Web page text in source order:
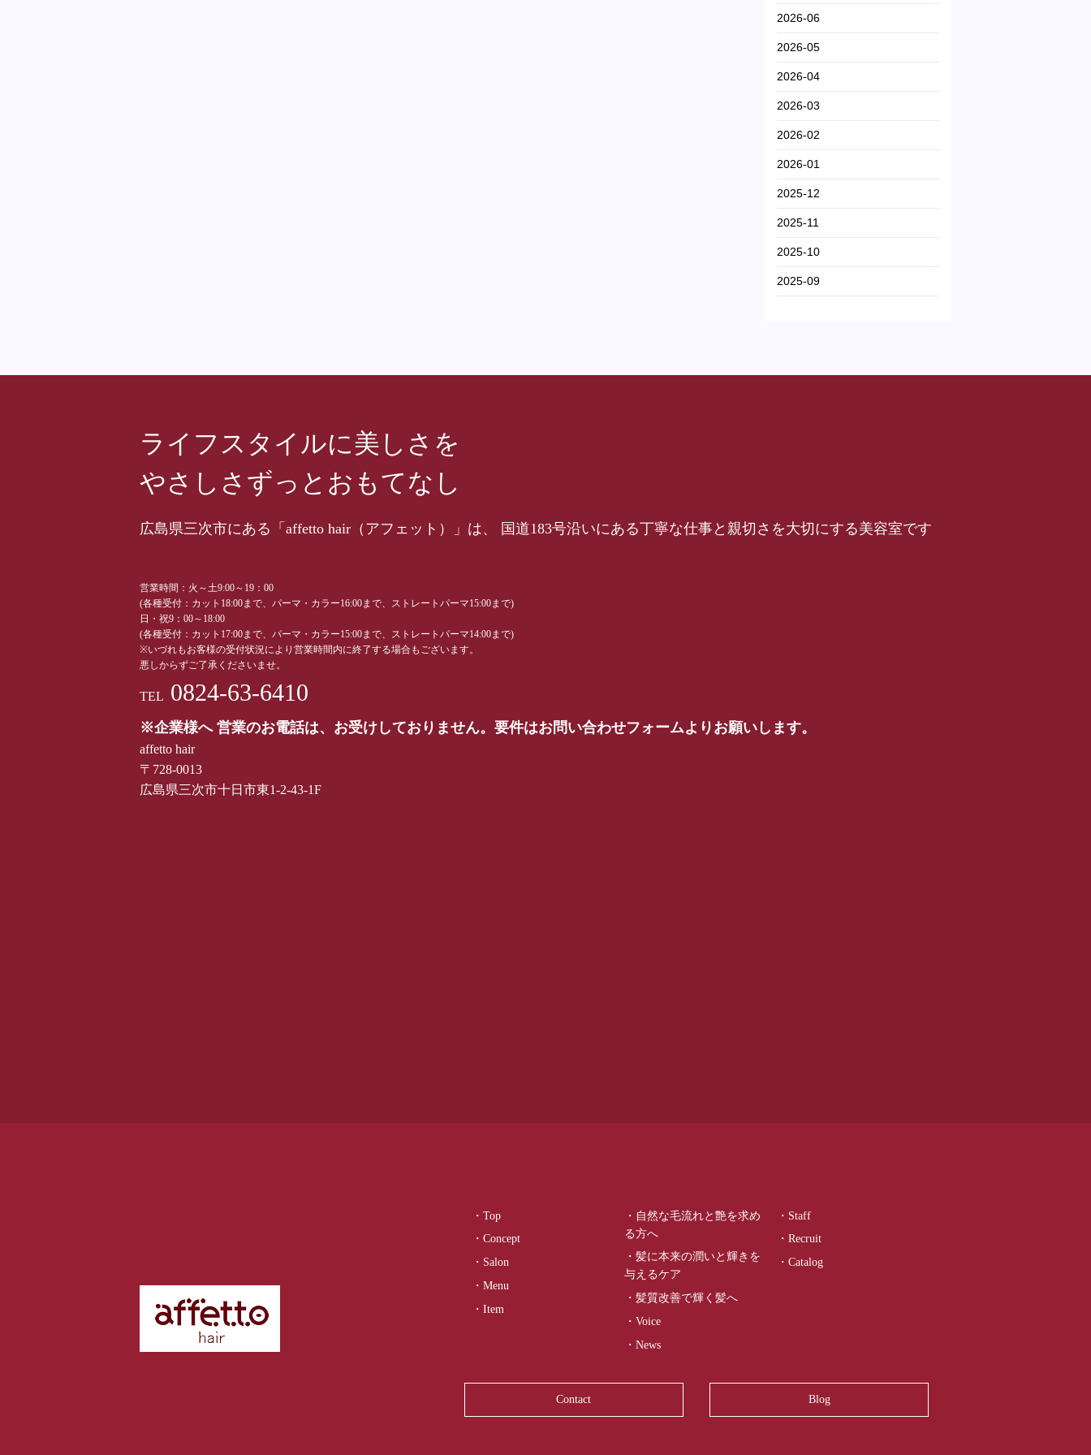
2026-06
2026-05
2026-04
2026-03
2026-02
2026-01
2025-12
2025-11
2025-10
2025-09
ライフスタイルに美しさを
やさしさずっとおもてなし
広島県三次市にある「affetto hair（アフェット）」は、 国道183号沿いにある丁寧な仕事と親切さを大切にする美容室です
営業時間：火～土9:00～19：00
(各種受付：カット18:00まで、パーマ・カラー16:00まで、ストレートパーマ15:00まで)
日・祝9：00～18:00
(各種受付：カット17:00まで、パーマ・カラー15:00まで、ストレートパーマ14:00まで)
※いづれもお客様の受付状況により営業時間内に終了する場合もございます。
悪しからずご了承くださいませ。
TEL 0824-63-6410
※企業様へ 営業のお電話は、お受けしておりません。要件はお問い合わせフォームよりお願いします。
affetto hair
〒728-0013
広島県三次市十日市東1-2-43-1F
・Top
・Concept
・Salon
・Menu
・Item
・自然な毛流れと艶を求め
る方へ
・髪に本来の潤いと輝きを
与えるケア
・髪質改善で輝く髪へ
・Voice
・News
・Staff
・Recruit
・Catalog
Contact Blog